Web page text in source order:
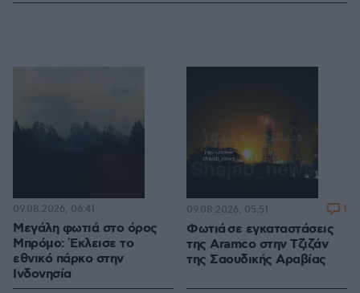
Μεγάλη φωτιά στο όρος
Μπρόμο: Έκλεισε το
εθνικό πάρκο στην
Ινδονησία
09.08.2026, 06:41
Φωτιά σε εγκαταστάσεις
της Aramco στην Τζιζάν
της Σαουδικής Αραβίας
09.08.2026, 05:51 1